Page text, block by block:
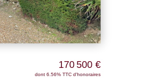
170 500 €
dont 6.56% TTC d'honoraires